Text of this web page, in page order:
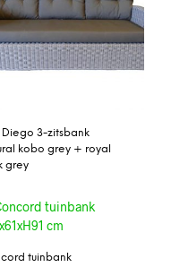
Diego 3-zitsbank
kobo grey + royal
grey
tuinbank